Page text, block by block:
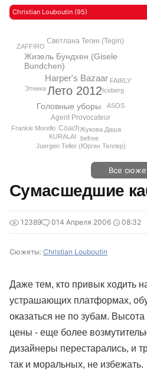
Christian Louboutin (95)
Лето 2012
Harper's Bazaar
Головные уборы
Жизель Бундхен (Gisele
Bundchen)
Agent Provocateur
Coach
Светлана Тегин (Tegin)
KURALAI
Iceberg
ASOS
Жукова Даша
Juergen Teller (Юрген Теллер)
Этника
Frankie Morello
befree
FAIRLY
ZAFFIRO
Все
Сумасшедшие
12389 014 Апреля 2006 08:32
Сюжеты: Christian Louboutin
Даже тем, кто привык ходить
устрашающих платформах,
оказаться не по зубам.
цены - еще более
дизайнеры перестарались, и
так и моральных, не избежать.